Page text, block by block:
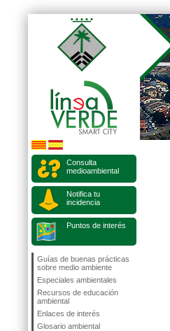
Consulta
medioambiental
Notifica tu
incidencia
Puntos de interés
Guías de buenas prácticas
sobre medio ambiente
Especiales ambientales
Recursos de educación
ambiental
Enlaces de interés
Glosario ambiental